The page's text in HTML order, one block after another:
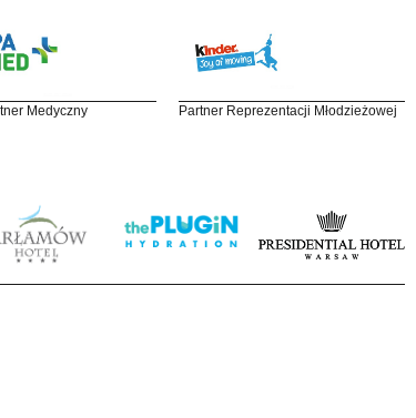
Medyczny Partner Reprezentacji Młodzieżowej